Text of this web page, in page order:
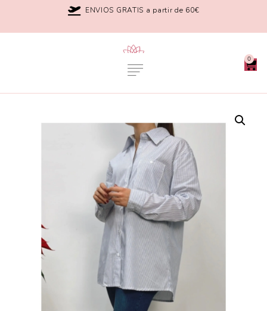
ENVIOS GRATIS a partir de 60€
0